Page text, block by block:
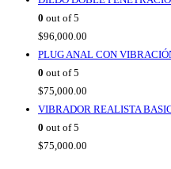
0 out of 5
$96,000.00
PLUG ANAL CON
0 out of 5
$75,000.00
VIBRADOR REALISTA
0 out of 5
$75,000.00